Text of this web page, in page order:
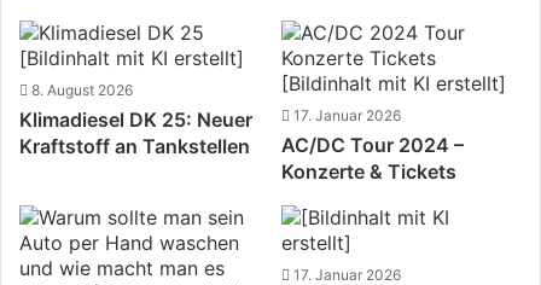
8. August 2026
Klimadiesel DK 25: Neuer
Kraftstoff an Tankstellen
17. Januar 2026
AC/DC Tour 2024 –
Konzerte & Tickets
17. Januar 2026